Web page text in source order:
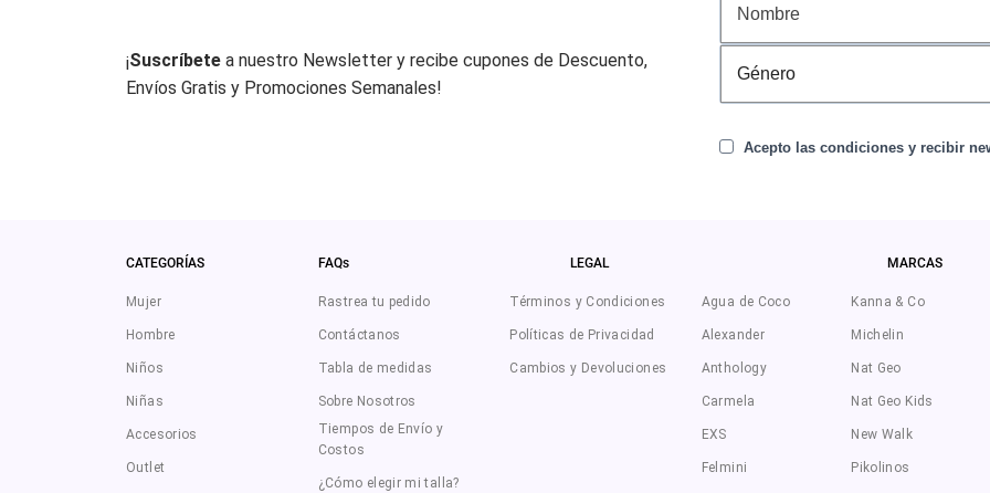
¡Suscríbetea nuestro Newsletter y recibe cupones de Descuento,
Envíos Gratis y Promociones Semanales!
Acepto las condiciones y recibir
CATEGORÍAS
Mujer
Hombre
Niños
Niñas
Accesorios
Outlet
FAQs
Rastrea tu pedido
Contáctanos
Tabla de medidas
Sobre Nosotros
Tiempos de Envío y
Costos
¿Cómo elegir mi talla?
LEGAL
Términos y Condiciones
Políticas de Privacidad
Cambios y Devoluciones
MARCAS
Agua de Coco
Alexander
Anthology
Carmela
EXS
Felmini
Kanna & Co
Michelin
Nat Geo
Nat Geo Kids
New Walk
Pikolinos